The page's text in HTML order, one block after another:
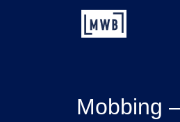
Mobbing